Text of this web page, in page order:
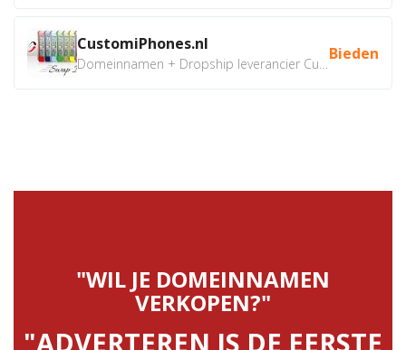
CustomiPhones.nl Bieden
"WIL JE DOMEINNAMEN
VERKOPEN?"
"ADVERTEREN IS DE EERSTE